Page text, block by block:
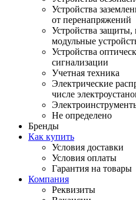
Устройства
от перенапряжений
Устройства защиты,
модульные
Устройства
сигнализации
Учетная техника
Электрические
числе
Не определено
Бренды
Как купить
Условия доставки
Условия оплаты
Гарантия на товары
Компания
Реквизиты